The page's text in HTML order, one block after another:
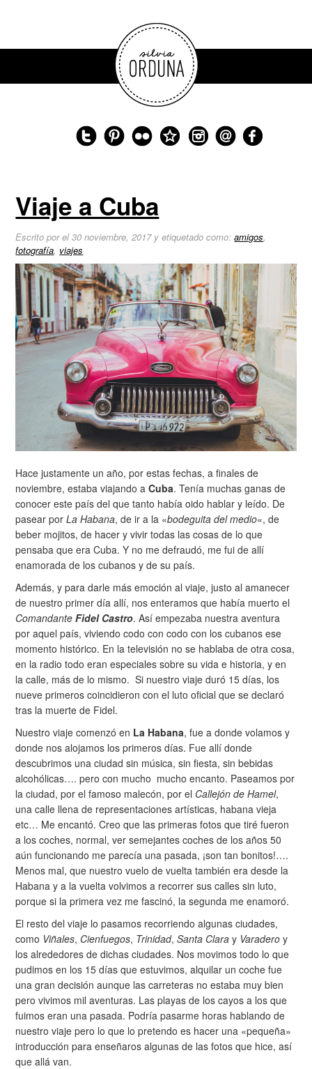
Viaje a Cuba
Escrito por el 30 noviembre, 2017 y etiquetado como:amigos,
fotografía, viajes
Hace justamente un año, por estas fechas, a finales de
noviembre, estaba viajando aCuba. Tenía muchas ganas de
conocer este país del que tanto había oido hablar y leído. De
pasear porLa Habana, de ir a la «bodeguita del medio«, de
beber mojitos, de hacer y vivir todas las cosas de lo que
pensaba que era Cuba. Y no me defraudó, me fui de allí
enamorada de los cubanos y de su país.
Además, y para darle más emoción al viaje, justo al amanecer
de nuestro primer día allí, nos enteramos que había muerto el
ComandanteFidel Castro. Así empezaba nuestra aventura
por aquel país, viviendo codo con codo con los cubanos ese
momento histórico. En la televisión no se hablaba de otra cosa,
en la radio todo eran especiales sobre su vida e historia, y en
la calle, más de lo mismo. Si nuestro viaje duró 15 días, los
nueve primeros coincidieron con el luto oficial que se declaró
tras la muerte de Fidel.
Nuestro viaje comenzó en La Habana, fue a donde volamos y
donde nos alojamos los primeros días. Fue allí donde
descubrimos una ciudad sin música, sin fiesta, sin bebidas
alcohólicas…. pero con mucho mucho encanto. Paseamos por
la ciudad, por el famoso malecón, por el Callejón de Hamel,
una calle llena de representaciones artísticas, habana vieja
etc… Me encantó. Creo que las primeras fotos que tiré fueron
a los coches, normal, ver semejantes coches de los años 50
aún funcionando me parecía una pasada, ¡son tan bonitos!….
Menos mal, que nuestro vuelo de vuelta también era desde la
Habana y a la vuelta volvimos a recorrer sus calles sin luto,
porque si la primera vez me fascinó, la segunda me enamoró.
El resto del viaje lo pasamos recorriendo algunas ciudades,
como Viñales, Cienfuegos, Trinidad,Santa Clara y Varadero y
los alrededores de dichas ciudades. Nos movimos todo lo que
pudimos en los 15 días que estuvimos, alquilar un coche fue
una gran decisión aunque las carreteras no estaba muy bien
pero vivimos mil aventuras. Las playas de los cayos a los que
fuimos eran una pasada. Podría pasarme horas hablando de
nuestro viaje pero lo que lo pretendo es hacer una «pequeña»
introducción para enseñaros algunas de las fotos que hice, así
que allá van.